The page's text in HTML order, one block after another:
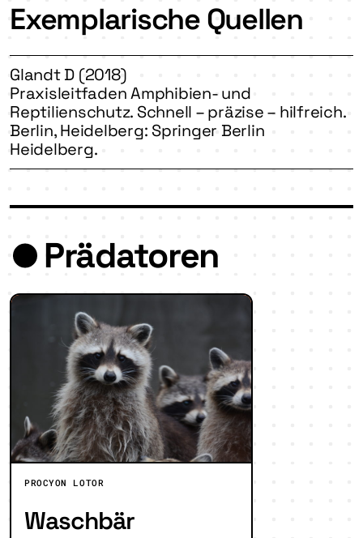
Exemplarische Quellen
Glandt D (2018)
Praxisleitfaden Amphibien- und
Reptilienschutz. Schnell – präzise – hilfreich.
Berlin, Heidelberg: Springer Berlin
Heidelberg.
Prädatoren
PROCYON LOTOR
Waschbär